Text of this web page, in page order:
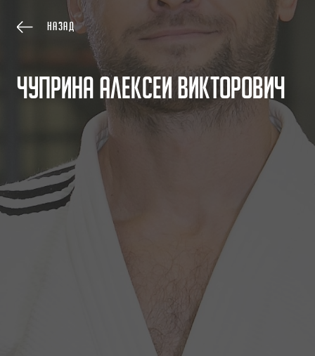
Назад
Чу ри н а Алексей Ви к орович